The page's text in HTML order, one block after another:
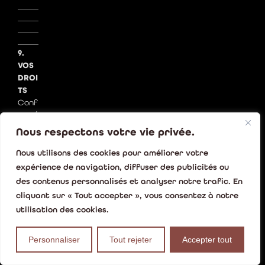
Nous respectons votre vie privée.
Nous utilisons des cookies pour améliorer votre
expérience de navigation, diffuser des publicités ou
des contenus personnalisés et analyser notre trafic. En
cliquant sur « Tout accepter », vous consentez à notre
utilisation des cookies.
Personnaliser Tout rejeter Accepter tout
9.
VOS
DROI
TS
Conf
ormé
au
RGP
vous
dispo
sez
des
suiva